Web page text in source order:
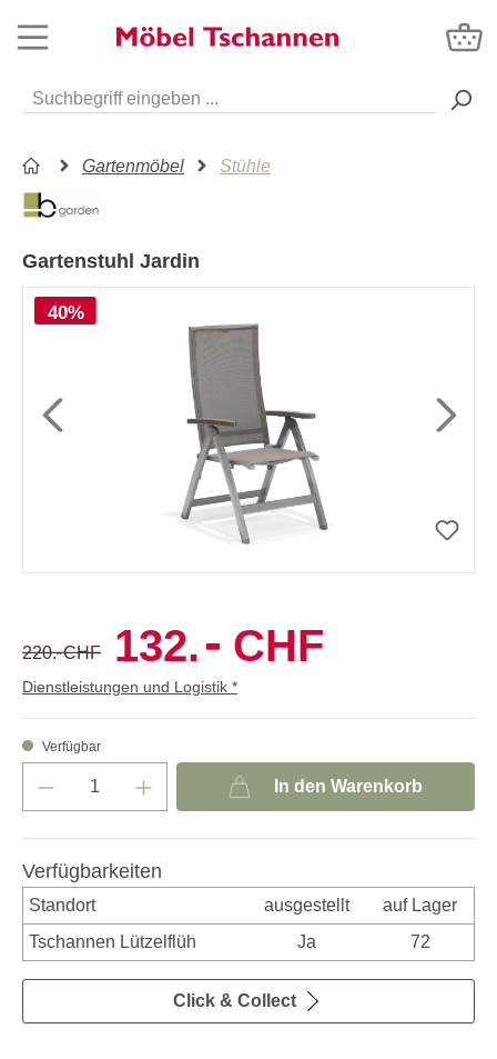
Gartenmöbel Stühle
40%
Gartenstuhl Jardin
220.-CHF 132.- CHF
Dienstleistungen und Logistik *
Verfügbar
In den Warenkorb
Verfügbarkeiten
Standort ausgestellt
auf Lager
Tschannen Lützelflüh
Ja 72
Click & Collect